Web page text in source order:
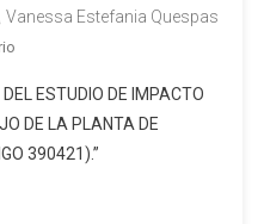
Vanessa Estefania Quespas
En
COMPLEMENTARIO
DEL
ESTUDIO
ESTUDIO DE IMPACTO
DE LA PLANTA DE
390421).”